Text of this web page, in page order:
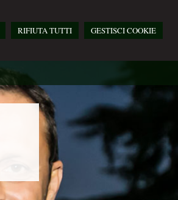
RIFIUTA TUTTI GESTISCI COOKIE